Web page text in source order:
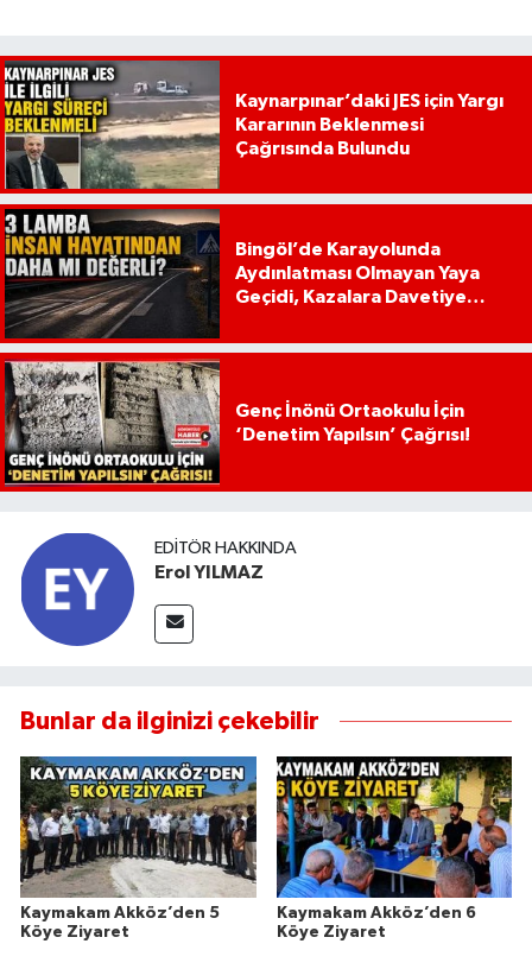
Kaynarpınar’daki JES için Yargı
Kararının Beklenmesi
Çağrısında Bulundu
Bingöl’de Karayolunda
Aydınlatması Olmayan Yaya
Geçidi, Kazalara Davetiye
Genç İnönü Ortaokulu İçin
‘Denetim Yapılsın’ Çağrısı!
EDITÖR HAKKINDA
Erol YILMAZ
Bunlar da ilginizi çekebilir
Kaymakam Akköz’den 5
Köye Ziyaret
Kaymakam Akköz’den 6
Köye Ziyaret